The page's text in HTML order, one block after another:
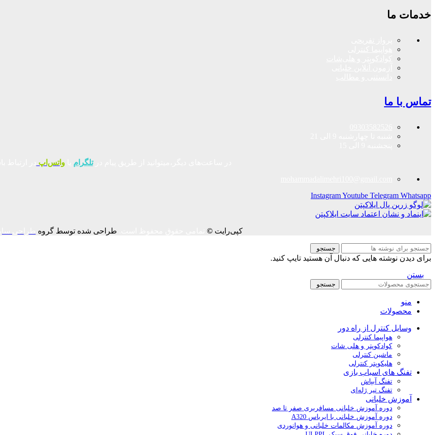
خدمات ما
تماس با ما
در ساعت‌های دیگر،میتوانید از طریق پیام درتلگرام یاواتس‌اپ
InstagramYoutube Telegram Whatsapp
کپی‌رایت© طراحی شده توسط گروه
جستجو
برای دیدن نوشته هایی که دنبال آن هستید تایپ کنید.
بستن
جستجو
منو
محصولات
وسایل کنترل از راه دور
هواپیما کنترلی
کوادکوپتر و هلی شات
ماشین کنترلی
هلیکوپتر کنترلی
تفنگ های اسباب بازی
تفنگ آبپاش
تفنگ تیر ژله‌ای
آموزش خلبانی
دوره آموزش خلبانی مسافربری صفر تا صد
دوره آموزش خلبانی با ایرباس A320
دوره آموزش مکالمات خلبانی و هوانوردی